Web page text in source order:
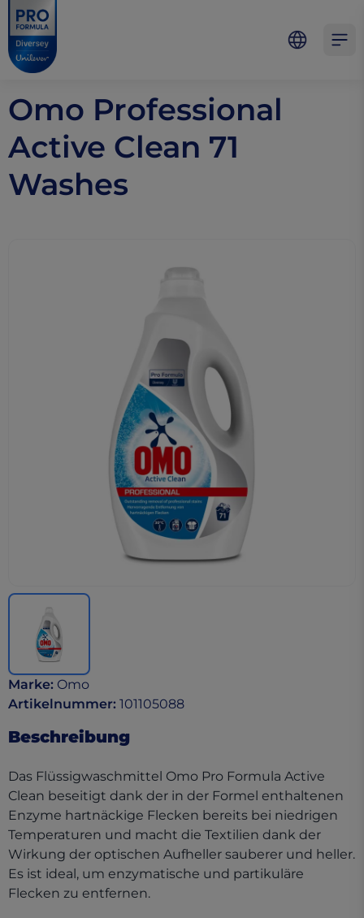
Skip to main content
Skip to navigation
Skip to footer
Pro Formula
Omo Professional
Active Clean 71
Washes
Marke: Omo
Artikelnummer: 101105088
Beschreibung
Das Flüssigwaschmittel Omo Pro Formula Active
Clean beseitigt dank der in der Formel enthaltenen
Enzyme hartnäckige Flecken bereits bei niedrigen
Temperaturen und macht die Textilien dank der
Wirkung der optischen Aufheller sauberer und heller.
Es ist ideal, um enzymatische und partikuläre
Flecken zu entfernen.